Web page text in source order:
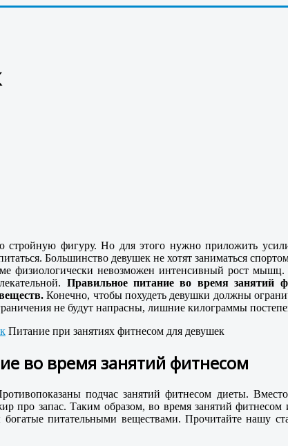
фигуру. Но для этого нужно приложить
Большинство девушек не хотят заниматься
физиологически невозможен интенсивный рост мышц.
Правильное питание во время занятий
Конечно, чтобы похудеть девушки должны
не будут напрасны, лишние килограммы
Питание при занятиях фитнесом для девушек
во время занятий фитнесом
подчас занятий фитнесом диеты.
про запас. Таким образом, во время занятий
питательными веществами. Прочитайте нашу